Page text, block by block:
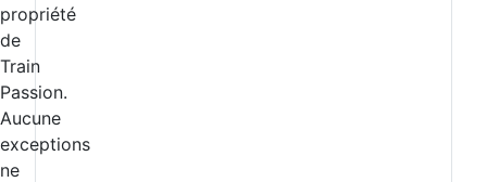
propriété
de
Train
Passion.
Aucune
exceptions
ne